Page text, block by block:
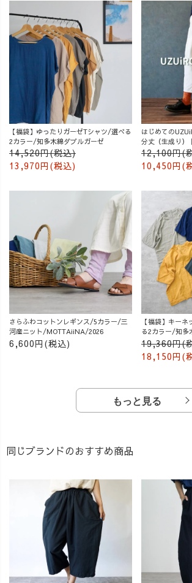
【福袋】ゆったりガーゼTシャツ/選べる
2カラー/知多木綿ダブルガーゼ
14,520円(税込)
13,970円(税込)
はじめての
分丈（生成り）
12,100円(
10,450円(
さらふわコットンレギンス/5カラー/三
河産ニット/MOTTAiiNA/2026
6,600円(税込)
【福袋】キー
る2カラー/知多
19,360円(
18,150円(
もっと見る
同じブランドのおすすめ商品